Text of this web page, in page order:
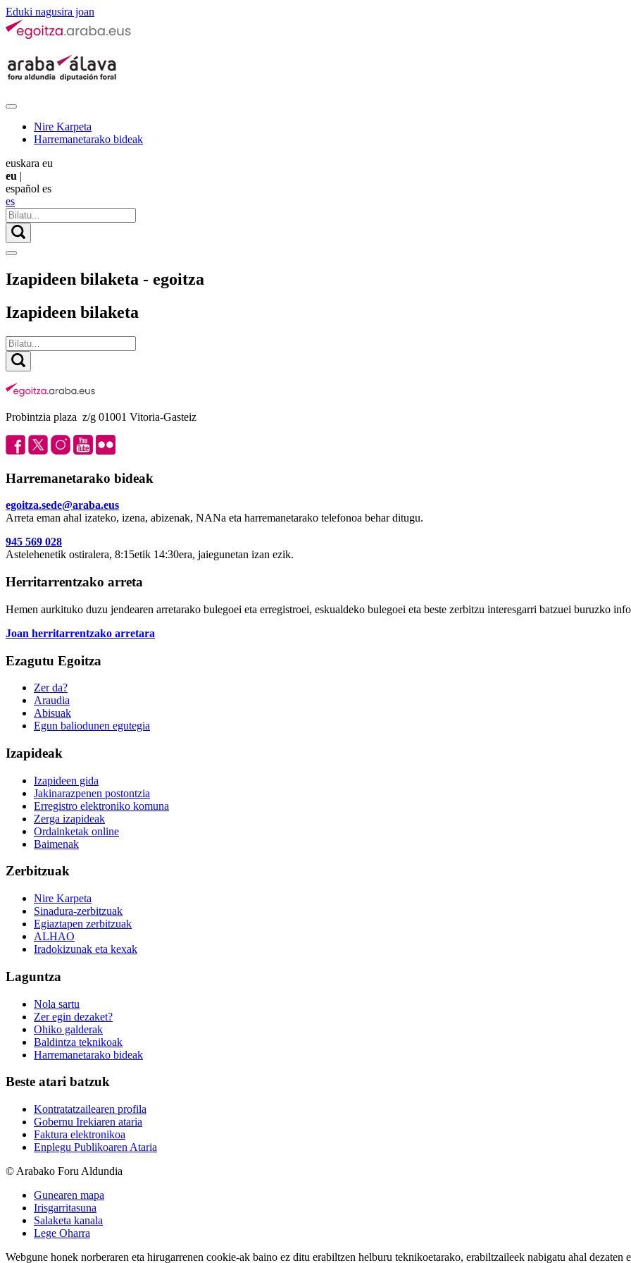
Eduki nagusira joan
Nire Karpeta
Harremanetarako bideak
euskara eu
eu |
español es
es
Izapideen bilaketa - egoitza
Izapideen bilaketa
Probintzia plaza z/g 01001 Vitoria-Gasteiz
Harremanetarako bideak
egoitza.sede@araba.eus
Arreta eman ahal izateko, izena, abizenak, NANa eta harremanetarako telefonoa behar ditugu.
945 569 028
Astelehenetik ostiralera, 8:15etik 14:30era, jaiegunetan izan ezik.
Herritarrentzako arreta
Hemen aurkituko duzu jendearen arretarako bulegoei eta erregistroei, eskualdeko bulegoei eta beste zerbitzu interesgarri batzuei buruzko
Joan herritarrentzako arretara
Ezagutu Egoitza
Zer da?
Araudia
Abisuak
Egun baliodunen egutegia
Izapideak
Izapideen gida
Jakinarazpenen postontzia
Erregistro elektroniko komuna
Zerga izapideak
Ordainketak online
Baimenak
Zerbitzuak
Nire Karpeta
Sinadura-zerbitzuak
Egiaztapen zerbitzuak
ALHAO
Iradokizunak eta kexak
Laguntza
Nola sartu
Zer egin dezaket?
Ohiko galderak
Baldintza teknikoak
Harremanetarako bideak
Beste atari batzuk
Kontratatzailearen profila
Gobernu Irekiaren ataria
Faktura elektronikoa
Enplegu Publikoaren Ataria
© Arabako Foru Aldundia
Gunearen mapa
Irisgarritasuna
Salaketa kanala
Lege Oharra
Webgune honek norberaren eta hirugarrenen cookie-ak baino ez ditu erabiltzen helburu teknikoetarako, erabiltzaileek nabigatu ahal dezaten